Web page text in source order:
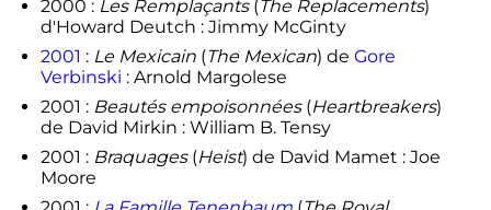
2000 : Les Remplaçants(The Replacements)
d'Howard Deutch : Jimmy McGinty
2001 : Le Mexicain(The Mexican) de Gore
Verbinski : Arnold Margolese
2001 : Beautés empoisonnées(Heartbreakers)
de David Mirkin : William B. Tensy
2001 : Braquages(Heist) de David Mamet : Joe
Moore